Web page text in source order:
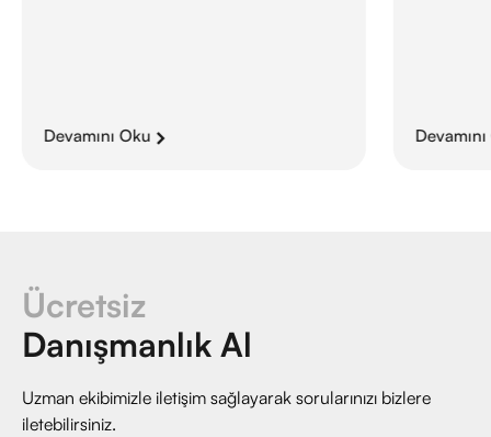
Devamını Oku
Ücretsiz
Danışmanlık Al
Uzman ekibimizle iletişim sağlayarak sorularınızı bizlere
iletebilirsiniz.